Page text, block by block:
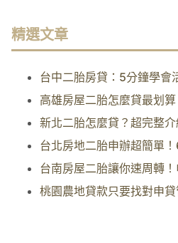
精選文章
台中二胎房貸：5分鐘學會
高雄房屋二胎怎麼貸最划
新北二胎怎麼貸？超完整
台北房地二胎申辦超簡單
台南房屋二胎讓你速周轉
桃園農地貸款只要找對申